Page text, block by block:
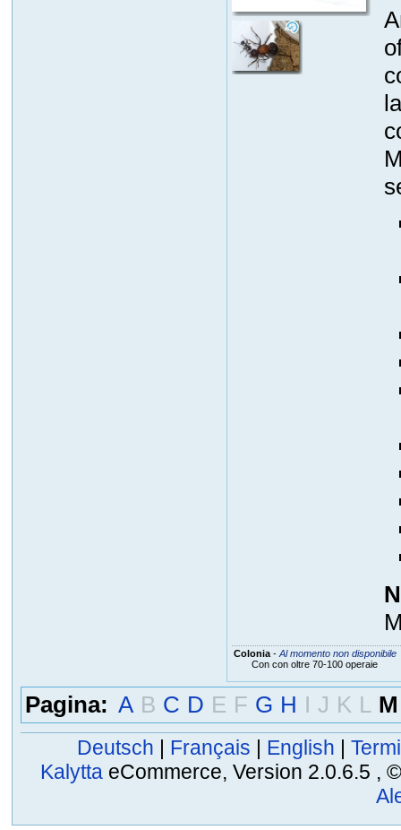
Colonia-Al momento non disponibile
Con con oltre 70-100 operaie
Pagina: A B C D E F G H I J K L M
Deutsch Français English
KalyttaeCommerce, Version 2.0.6.5 ,